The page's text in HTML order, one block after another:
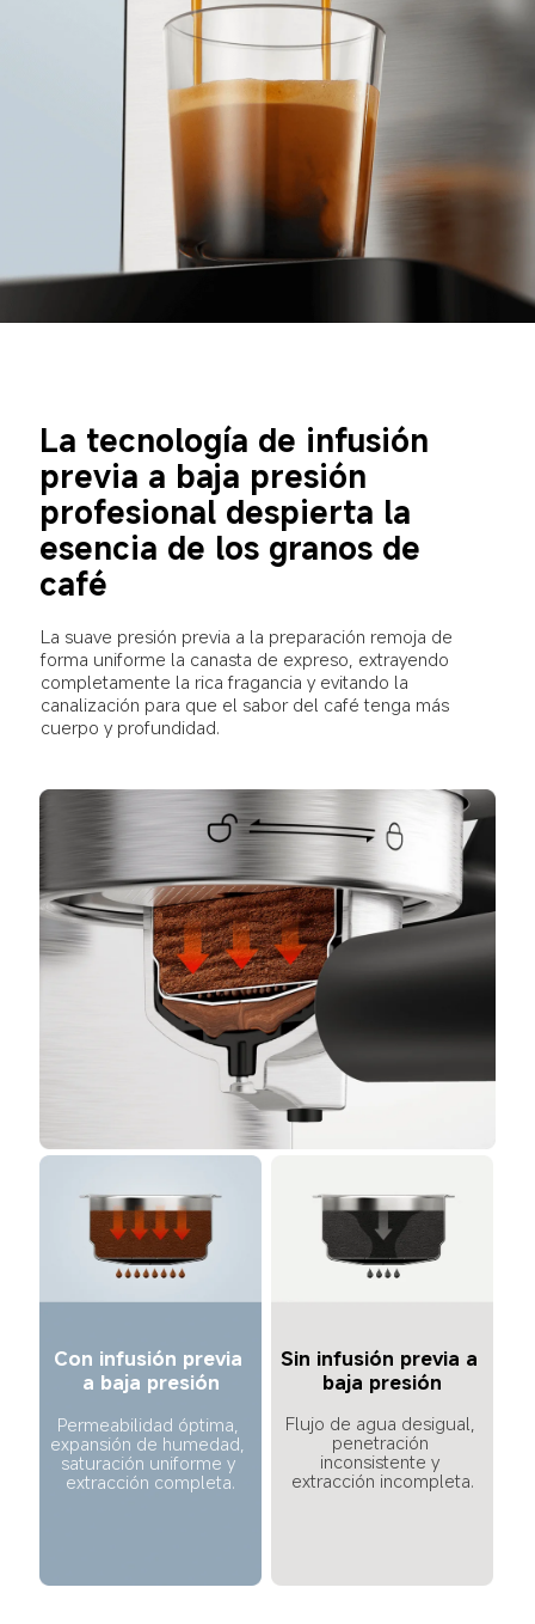
La tecnología de infusión
previa a baja presión
profesional despierta la
esencia de los granos de
café
La suave presión previa a la preparación remoja de
forma uniforme la canasta de expreso, extrayendo
completamente la rica fragancia y evitando la
canalización para que el sabor del café tenga más
cuerpo y profundidad.
Con infusión previa
a baja presión
Permeabilidad óptima,
expansión de humedad,
saturación uniforme y
extracción completa.
Sin infusión previa a
baja presión
Flujo de agua desigual,
penetración
inconsistente y
extracción incompleta.